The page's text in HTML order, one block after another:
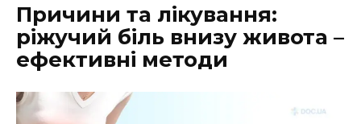
Причини та лікування:
ріжучий біль внизу живота –
ефективні методи